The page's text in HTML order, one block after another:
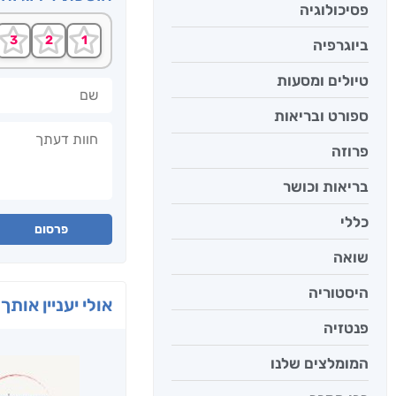
פסיכולוגיה
ביוגרפיה
טיולים ומסעות
ספורט ובריאות
פרוזה
בריאות וכושר
כללי
שואה
היסטוריה
פנטזיה
המומלצים שלנו
פרסום
אולי יעניין